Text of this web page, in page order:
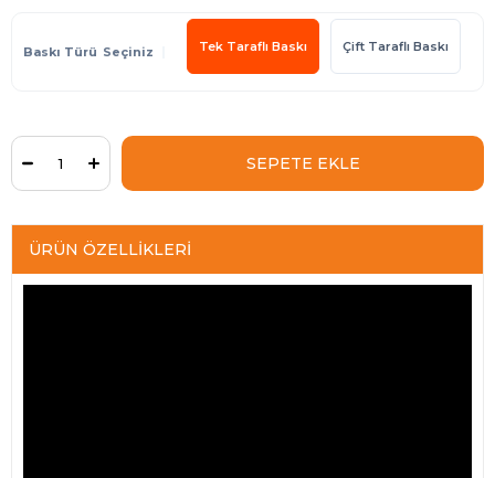
Baskı Türü Tek Taraflı Baskı Çift Taraflı Baskı
ÜRÜN ÖZELLIKLERI